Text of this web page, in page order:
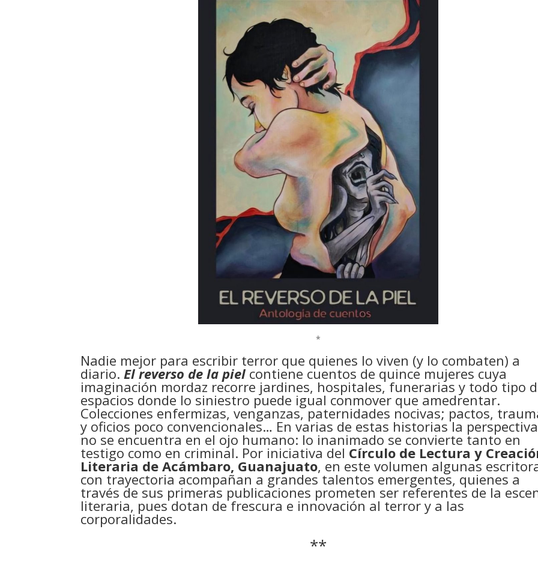
*
Nadie mejor para escribir terror que quienes lo viven (y lo combaten) a
diario.El reverso de la piel contiene cuentos de quince mujeres cuya
imaginación mordaz recorre jardines, hospitales, funerarias y todo tipo
espacios donde lo siniestro puede igual conmover que amedrentar.
Colecciones enfermizas, venganzas, paternidades nocivas; pactos,
y oficios poco convencionales… En varias de estas historias la perspectiva
no se encuentra en el ojo humano: lo inanimado se convierte tanto en
testigo como en criminal. Por iniciativa del Círculo de Lectura y
Literaria de Acámbaro, Guanajuato, en este volumen algunas
con trayectoria acompañan a grandes talentos emergentes, quienes a
través de sus primeras publicaciones prometen ser referentes de la
literaria, pues dotan de frescura e innovación al terror y a las
corporalidades.
**